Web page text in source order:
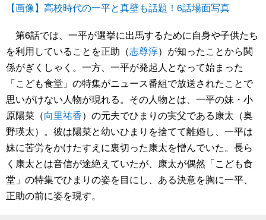
【画像】高校時代の一平と真壁も話題！6話場面写真
第6話では、一平が選挙に出馬するために自身や子供たち
を利用していることを正助（志尊淳）が知ったことから関
係がぎくしゃく。一方、一平が発起人となって始まった
「こども食堂」の特集がニュース番組で放送されたことで
思いがけない人物が現れる。その人物とは、一平の妹・小
原陽菜（向里祐香）の元夫でひまりの実父である康太（奥
野瑛太）。彼は陽菜と幼いひまりを捨てて離婚し、一平は
妹に苦労をかけたすえに裏切った康太を憎んでいた。長ら
く康太とは音信が途絶えていたが、康太が偶然「こども食
堂」の特集でひまりの姿を目にし、ある決意を胸に一平、
正助の前に姿を現す。